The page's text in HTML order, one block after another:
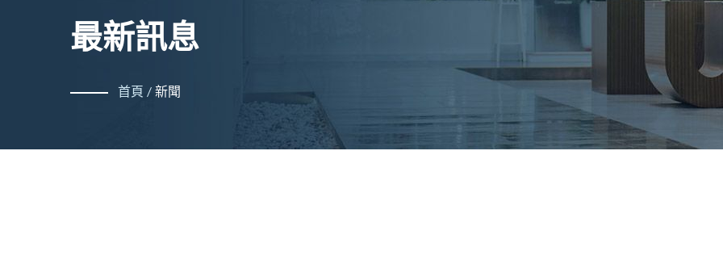
最新訊息
首頁 / 新聞